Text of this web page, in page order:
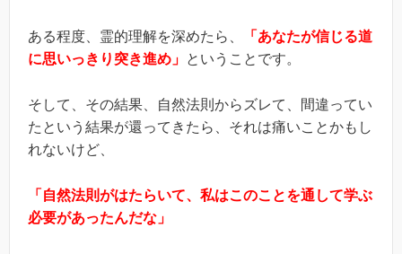
ある程度、霊的理解を深めたら、
「あなたが信じる道
に思いっきり突き進め」 ということです。
そして、その結果、自然法則からズレて、間違ってい
たという結果が還ってきたら、それは痛いことかもし
れないけど、
「自然法則がはたらいて、私はこのことを通して学ぶ
必要があったんだな」